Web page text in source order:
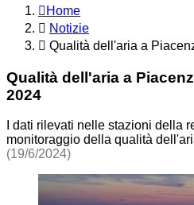
Home
Notizie
Qualità dell'aria a
Qualità dell'aria a
2024
I dati rilevati nelle stazioni della
monitoraggio della qualità
(19/6/2024)